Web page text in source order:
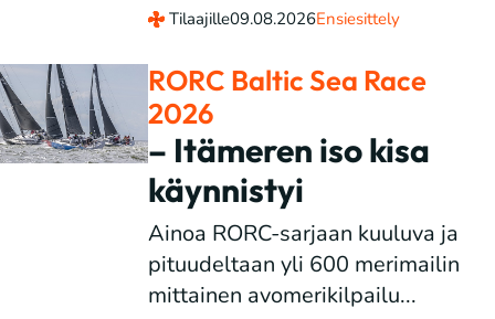
Tilaajille09.08.2026Ensiesittely
RORC Baltic Sea Race
2026
– Itämeren iso kisa
käynnistyi
Ainoa RORC-sarjaan kuuluva ja
pituudeltaan yli 600 merimailin
mittainen avomerikilpailu...